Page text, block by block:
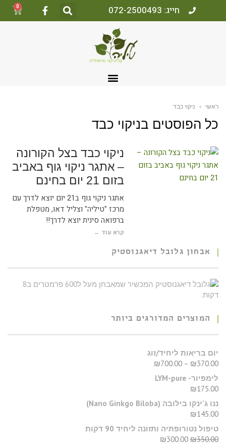
חייג: 072-2500493 0
ראשי › ניקוי כבד
כל הפוסטים בניקוי כבד
ניקוי כבד בצל הקורונה
– אתגר ניקוי גוף באביב
בזום 21 יום בחינם
אתגר ניקוי גוף ב21 יום יוצא לדרך עם
מרכז "טיליה" וצליל דאו, מטפלת
ברפואה סינית יוצא לדרך!!
קרא עוד ←
אבחון גלובל דיאגנוסטיק
המוצרים המדורגים ביותר
יום בריאות ליחיד/זוג
₪370.00
–
₪700.00
לימפיור- LYM-pure
₪175.00
​ננו ג'ינקו בילובה (Nano Ginkgo Biloba)
₪145.00
טיפול נטורופתיה ותזונה ליחיד 90 דקות
₪350.00
₪300.00